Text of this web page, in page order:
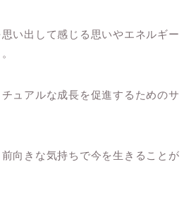
い出して感じる思いやエネルギー
ュアルな成長を促進するためのサ
向きな気持ちで今を生きることが